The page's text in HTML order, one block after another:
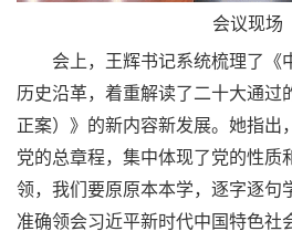
会议现场
会上，王辉书记系统梳理了《
历史沿革，着重解读了二十大通过
正案）》的新内容新发展。她指出
党的总章程，集中体现了党的性质
领，我们要原原本本学，逐字逐句
准确领会习近平新时代中国特色社